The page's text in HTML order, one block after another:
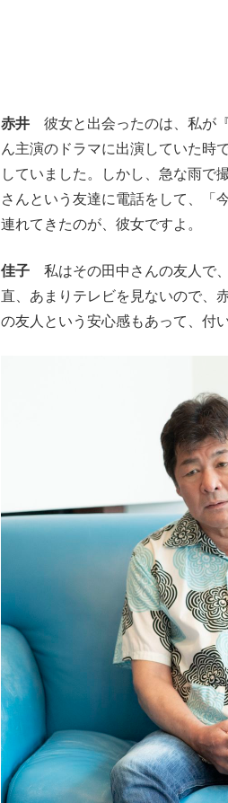
赤井 彼女と出会ったのは、私が
ん主演のドラマに出演していた時
していました。しかし、急な雨で
さんという友達に電話をして、「
連れてきたのが、彼女ですよ。
佳子 私はその田中さんの友人で
直、あまりテレビを見ないので、
の友人という安心感もあって、付